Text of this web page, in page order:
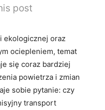
post
ekologicznej oraz
ociepleniem, temat
się coraz bardziej
powietrza i zmian
sobie pytanie: czy
transport